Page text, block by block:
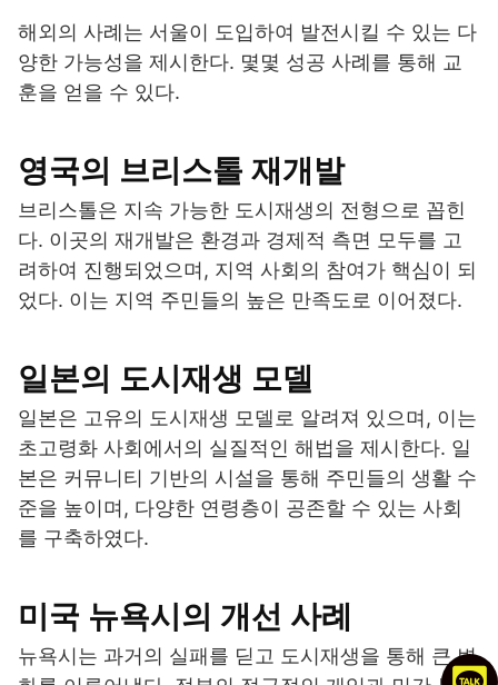
해외의 사례는 서울이 도입하여 발전시킬 수 있는 다
양한 가능성을 제시한다. 몇몇 성공 사례를 통해 교
훈을 얻을 수 있다.
영국의 브리스톨 재개발
브리스톨은 지속 가능한 도시재생의 전형으로 꼽힌
다. 이곳의 재개발은 환경과 경제적 측면 모두를 고
려하여 진행되었으며, 지역 사회의 참여가 핵심이 되
었다. 이는 지역 주민들의 높은 만족도로 이어졌다.
일본의 도시재생 모델
일본은 고유의 도시재생 모델로 알려져 있으며, 이는
초고령화 사회에서의 실질적인 해법을 제시한다. 일
본은 커뮤니티 기반의 시설을 통해 주민들의 생활 수
준을 높이며, 다양한 연령층이 공존할 수 있는 사회
를 구축하였다.
미국 뉴욕시의 개선 사례
뉴욕시는 과거의 실패를 딛고 도시재생을 통해 큰 변